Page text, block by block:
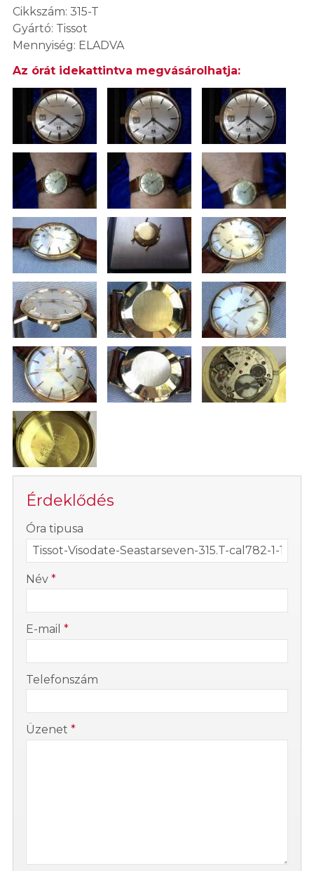
Cikkszám: 315-T
Gyártó: Tissot
Mennyiség: ELADVA
Az órát idekattintva megvásárolhatja:
Érdeklődés
-
Óra tipusa
Név *
E-mail *
Telefonszám
Üzenet *